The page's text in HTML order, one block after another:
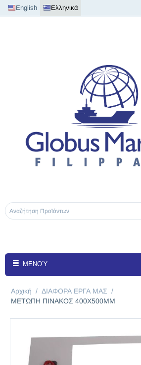
English Ελληνικά
ΜΕΝΟΎ
Αρχική / ΔΙΑΦΟΡΑ ΕΡΓΑ ΜΑΣ /
ΜΕΤΩΠΗ ΠΙΝΑΚΟΣ 400Χ500ΜΜ